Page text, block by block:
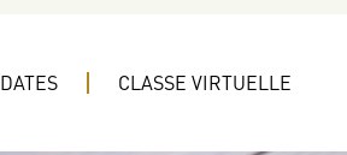
DATES CLASSE VIRTUELLE